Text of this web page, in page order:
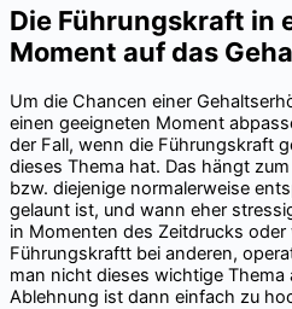
Die Führungskraft in
Moment auf das
Um die Chancen einer
einen geeigneten Moment
der Fall, wenn die Führungskraft
dieses Thema hat. Das hängt
bzw. diejenige normalerweise
gelaunt ist, und wann eher
in Momenten des Zeitdrucks
Führungskraftt bei anderen,
man nicht dieses wichtige Thema
Ablehnung ist dann einfach zu